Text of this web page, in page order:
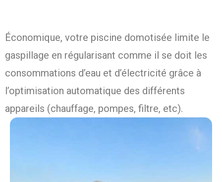
Économique, votre piscine domotisée limite le
gaspillage en régularisant comme il se doit les
consommations d’eau et d’électricité grâce à
l’optimisation automatique des différents
appareils (chauffage, pompes, filtre, etc).